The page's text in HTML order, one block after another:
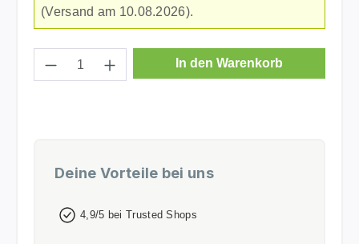
(Versand am 10.08.2026).
Produkt Anzahl: Gib den gewünschten
In den Warenkorb
Deine Vorteile bei uns
4,9/5 bei Trusted Shops